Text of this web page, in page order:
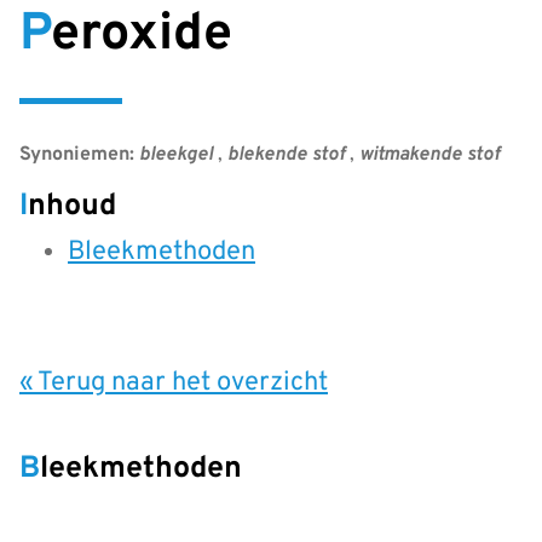
Peroxide
Synoniemen: bleekgel, blekende stof, witmakende stof
Inhoud
Bleekmethoden
« Terug naar het overzicht
Bleekmethoden